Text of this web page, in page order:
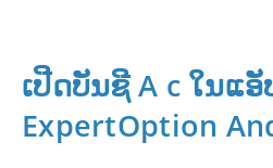
ເປີດບັນຊີ A c ໃນແອັ
ExpertOption